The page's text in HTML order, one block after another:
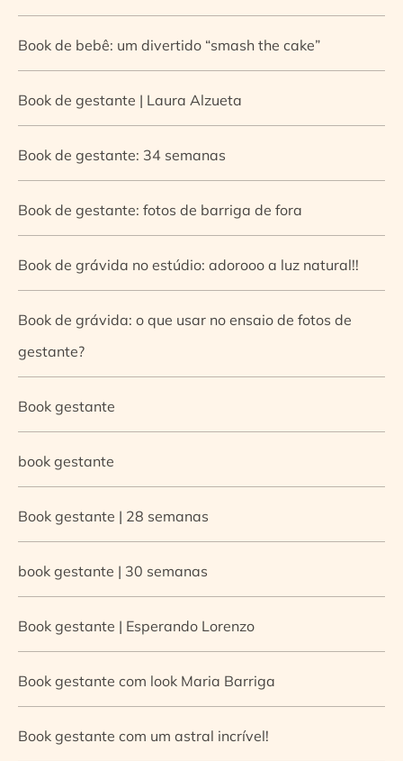
Book de bebê: um divertido “smash the cake”
Book de gestante | Laura Alzueta
Book de gestante: 34 semanas
Book de gestante: fotos de barriga de fora
Book de grávida no estúdio: adorooo a luz natural!!
Book de grávida: o que usar no ensaio de fotos de
gestante?
Book gestante
book gestante
Book gestante | 28 semanas
book gestante | 30 semanas
Book gestante | Esperando Lorenzo
Book gestante com look Maria Barriga
Book gestante com um astral incrível!